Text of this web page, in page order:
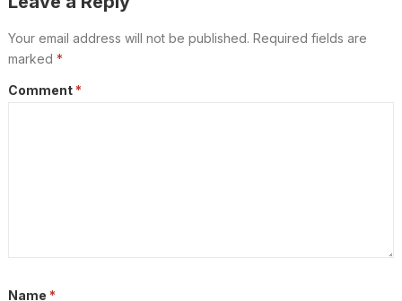
Your email address will not be published. Required fields are
marked *
Comment *
Name *